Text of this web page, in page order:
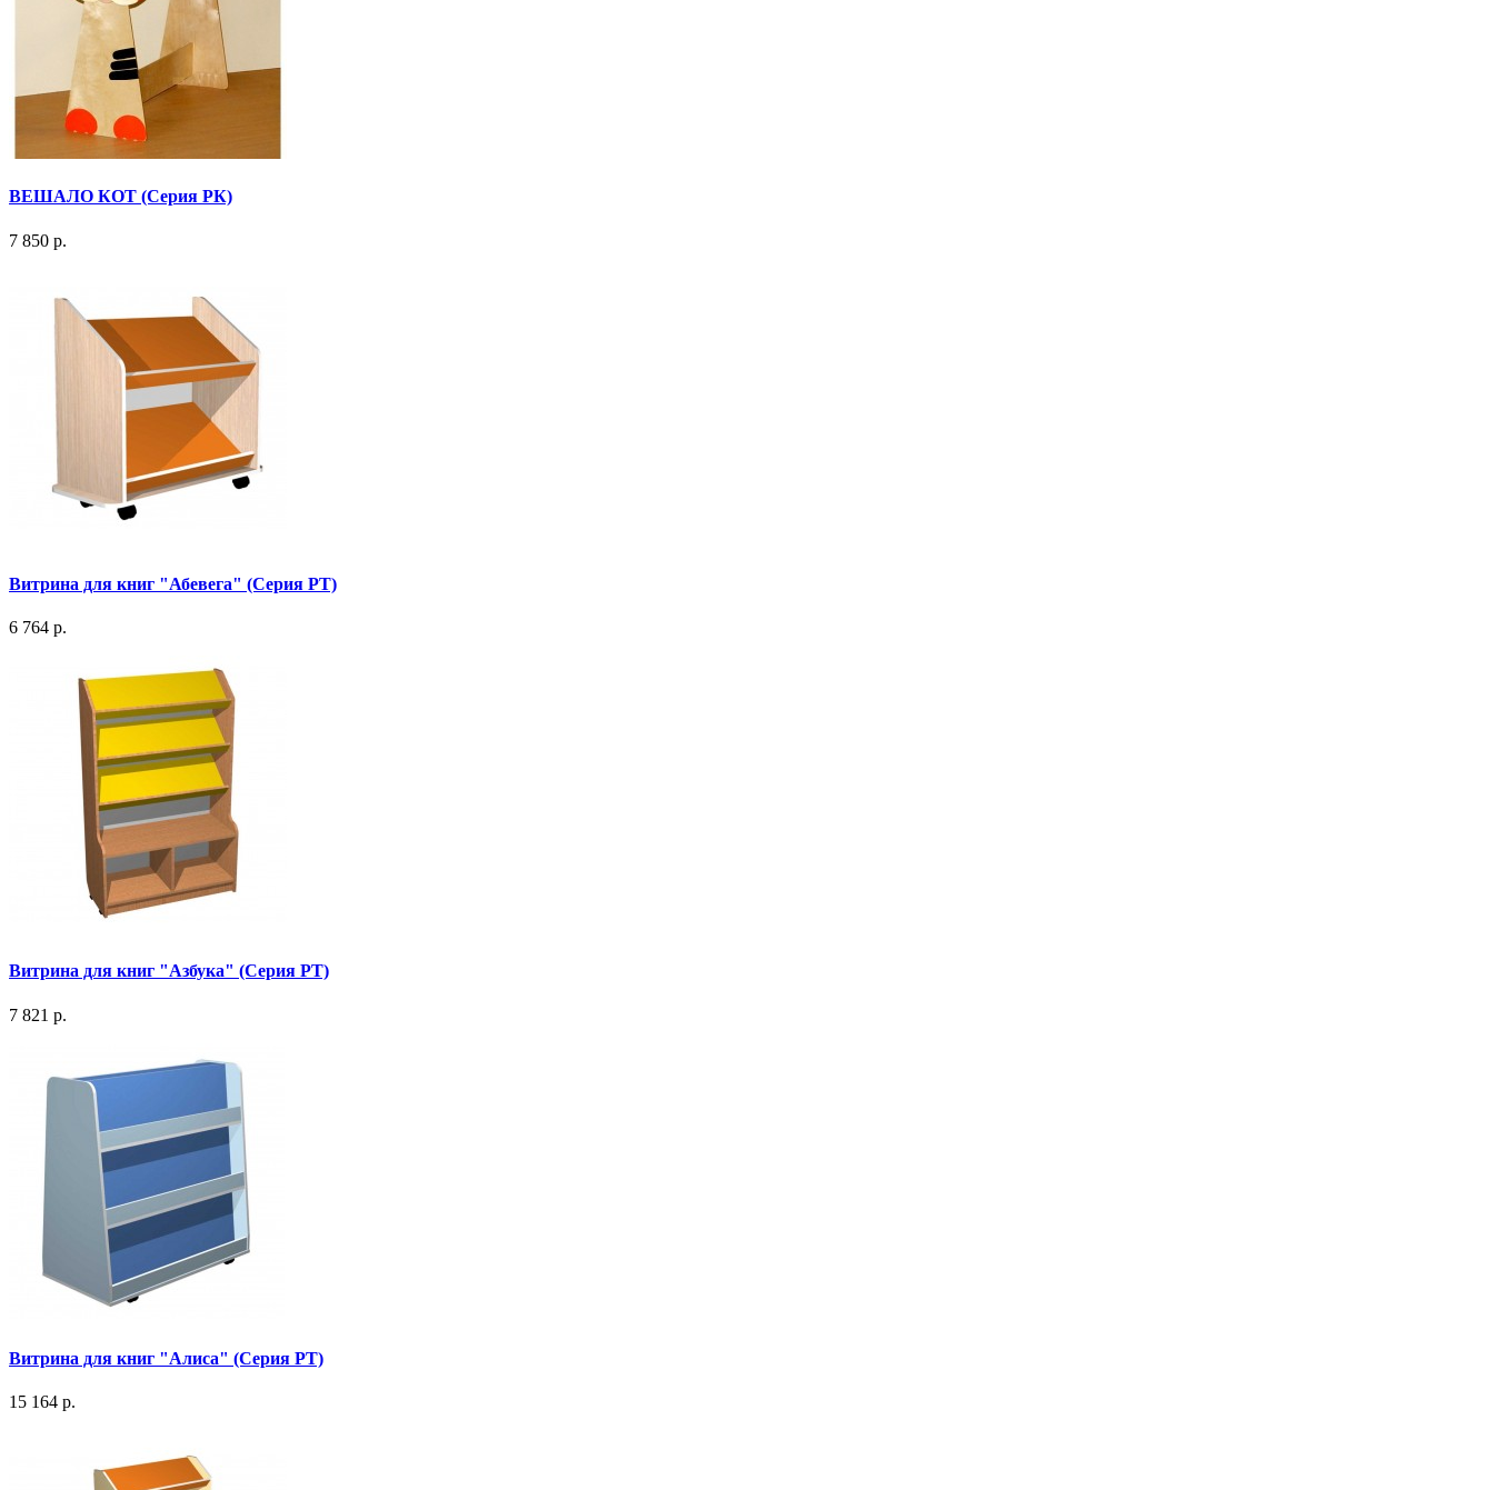
ВЕШАЛО КОТ (Серия РК)
7 850 р.
Витрина для книг "Абевега" (Серия РТ)
6 764 р.
Витрина для книг "Азбука" (Серия РТ)
7 821 р.
Витрина для книг "Алиса" (Серия РТ)
15 164 р.